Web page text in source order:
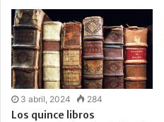
3 abril, 2024 284
Los quince libros